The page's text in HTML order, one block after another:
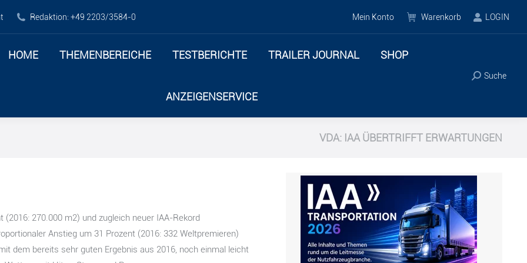
Redaktion: +49 2203/3584-0 Mein Konto Warenkorb LOGIN
HOME THEMENBEREICHE TESTBERICHTE TRAILER JOURNAL SHOP
ANZEIGENSERVICE
Suche
VDA: IAA ÜBERTRIFFT ERWARTUNGEN
270.000 m2) und zugleich neuer IAA-Rekord
Anstieg um 31 Prozent (2016: 332 Weltpremieren)
dem bereits sehr guten Ergebnis aus 2016, noch einmal leicht
TESTBERICHTE ANZEIGENSERVICE Suche